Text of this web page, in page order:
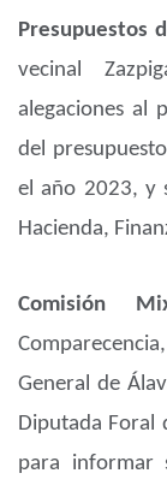
Presupuestos
vecinal
alegaciones al
del
el año 2023, y
Hacienda,
Comisión
General de
Diputada Foral
para informar